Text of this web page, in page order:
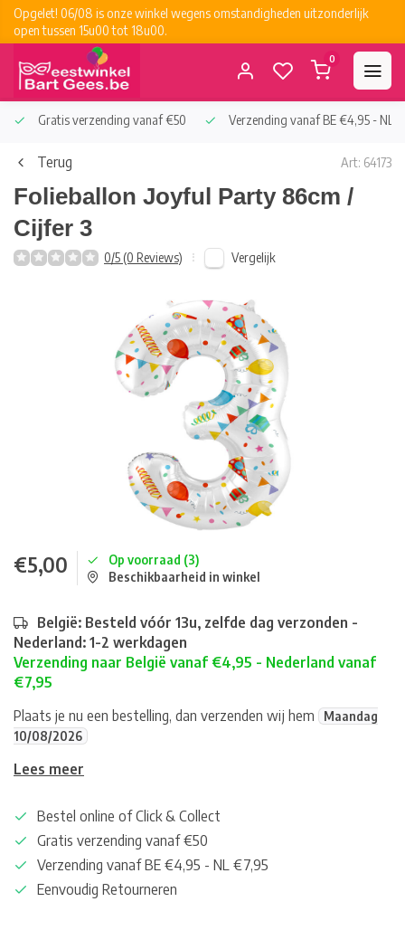
Opgelet! 06/08 is onze winkel wegens omstandigheden uitzonderlijk
open tussen 15u00 tot 18u00.
0
Gratis verzending vanaf €50 Verzending vanaf BE €4,95 - NL
Terug Art: 64173
Folieballon Joyful Party 86cm /
Cijfer 3
0/5 (0 Reviews) Vergelijk
€5,00
Op voorraad (3)
Beschikbaarheid in winkel
België: Besteld vóór 13u, zelfde dag verzonden -
Nederland: 1-2 werkdagen
Verzending naar België vanaf €4,95 - Nederland vanaf
€7,95
Plaats je nu een bestelling, dan verzenden wij hem
Maandag
10/08/2026
Lees meer
Bestel online of Click & Collect
Gratis verzending vanaf €50
Verzending vanaf BE €4,95 - NL €7,95
Eenvoudig Retourneren